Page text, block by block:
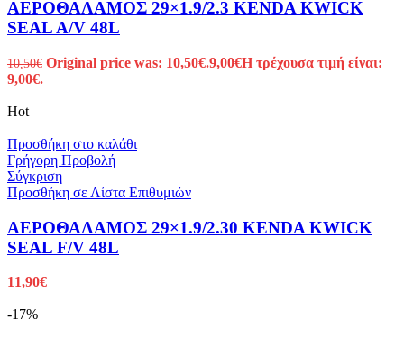
ΑΕΡΟΘΑΛΑΜΟΣ 29×1.9/2.3 KENDA KWICK
SEAL A/V 48L
10,50€ Original price was: 10,50€.9,00€Η τρέχουσα τιμή είναι:
9,00€.
Hot
Προσθήκη στο καλάθι
Γρήγορη Προβολή
Σύγκριση
Προσθήκη σε Λίστα Επιθυμιών
ΑΕΡΟΘΑΛΑΜΟΣ 29×1.9/2.30 KENDA KWICK
SEAL F/V 48L
11,90€
-17%